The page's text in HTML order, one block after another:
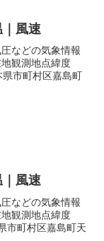
風速
などの気象情報
観測地点緯度
市町村区嘉島町
風速
などの気象情報
観測地点緯度
市町村区嘉島町天